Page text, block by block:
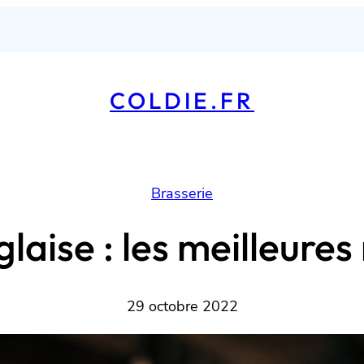
COLDIE.FR
Brasserie
: les
29 octobre 2022